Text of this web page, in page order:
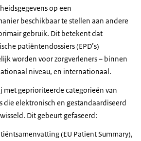
op een
beschikbaar te stellen aan andere
gebruik. Dit betekent dat
patiëntendossiers (EPD’s)
worden voor zorgverleners – binnen
niveau, en internationaal.
met geprioriteerde categorieën van
die elektronisch en gestandaardiseerd
Dit gebeurt gefaseerd:
(EU Patient Summary),